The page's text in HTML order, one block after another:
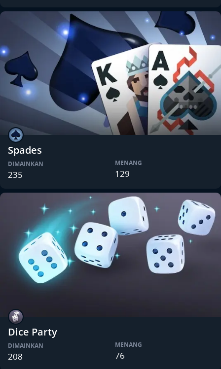
Spades
DIMAINKAN
235
MENANG
129
Dice Party
DIMAINKAN
208
MENANG
76